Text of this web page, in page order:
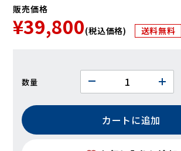
販売価格
¥39,800(税込価格) 送料無料
数量
カートに追加